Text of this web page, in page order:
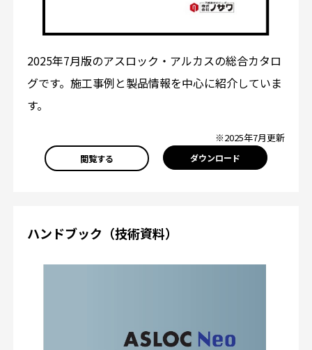
2025年7月版のアスロック・アルカスの総合カタロ
グです。施工事例と製品情報を中心に紹介していま
す。
※2025年7月更新
閲覧する ダウンロード
ハンドブック（技術資料）